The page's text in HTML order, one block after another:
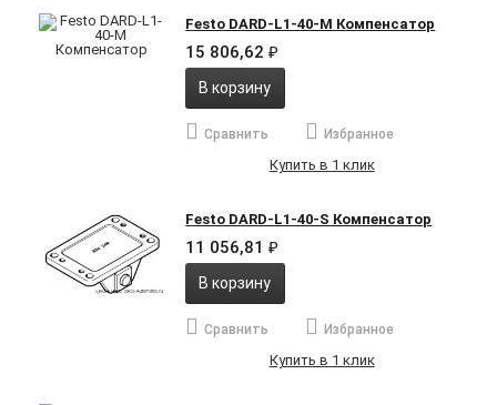
Festo DARD-L1-40-M Компенсатор
15 806,62₽
В корзину
Сравнить Избранное
Купить в 1 клик
Festo DARD-L1-40-S Компенсатор
11 056,81₽
В корзину
Сравнить Избранное
Купить в 1 клик